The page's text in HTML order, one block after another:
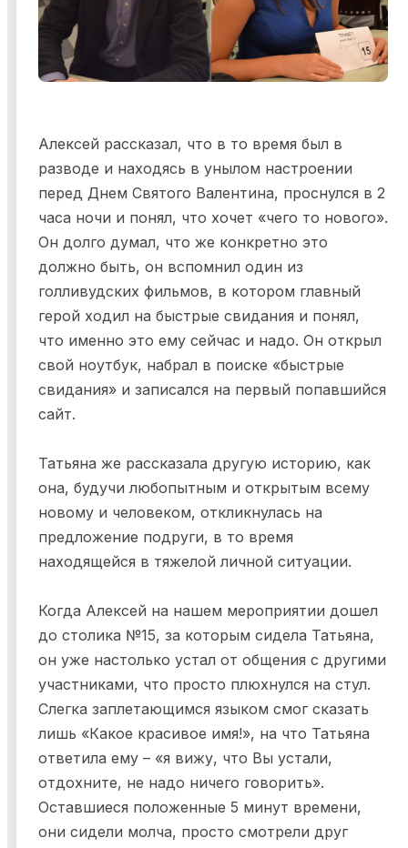
Алексей рассказал, что в то время был в
разводе и находясь в унылом настроении
перед Днем Святого Валентина, проснулся в 2
часа ночи и понял, что хочет «чего то нового».
Он долго думал, что же конкретно это
должно быть, он вспомнил один из
голливудских фильмов, в котором главный
герой ходил на быстрые свидания и понял,
что именно это ему сейчас и надо. Он открыл
свой ноутбук, набрал в поиске «быстрые
свидания» и записался на первый попавшийся
сайт.
Татьяна же рассказала другую историю, как
она, будучи любопытным и открытым всему
новому и человеком, откликнулась на
предложение подруги, в то время
находящейся в тяжелой личной ситуации.
Когда Алексей на нашем мероприятии дошел
до столика №15, за которым сидела Татьяна,
он уже настолько устал от общения с другими
участниками, что просто плюхнулся на стул.
Слегка заплетающимся языком смог сказать
лишь «Какое красивое имя!», на что Татьяна
ответила ему – «я вижу, что Вы устали,
отдохните, не надо ничего говорить».
Оставшиеся положенные 5 минут времени,
они сидели молча, просто смотрели друг